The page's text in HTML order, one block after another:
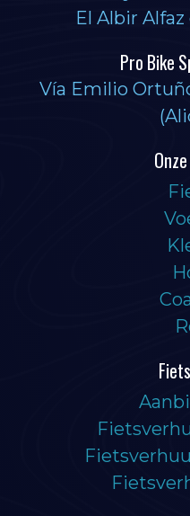
El Albir
Pro Bike
Vía Emilio